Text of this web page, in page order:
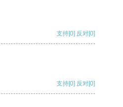
支持[0] 反对[0]
支持[0] 反对[0]